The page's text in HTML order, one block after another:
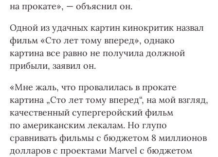
на прокате», — объяснил он.
Одной из удачных картин кинокритик назвал
фильм «Сто лет тому вперед», однако
картина все равно не получила должной
прибыли, заявил он.
«Мне жаль, что провалилась в прокате
картина „Сто лет тому вперед“, на мой взгляд,
качественный супергеройский фильм
по американским лекалам. Но глупо
сравнивать фильмы с бюджетом 8 миллионов
долларов с проектами Marvel с бюджетом